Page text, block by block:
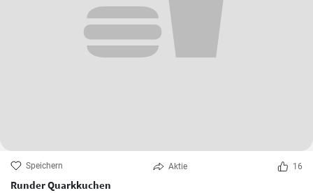
Speichern Aktie 16
Runder Quarkkuchen